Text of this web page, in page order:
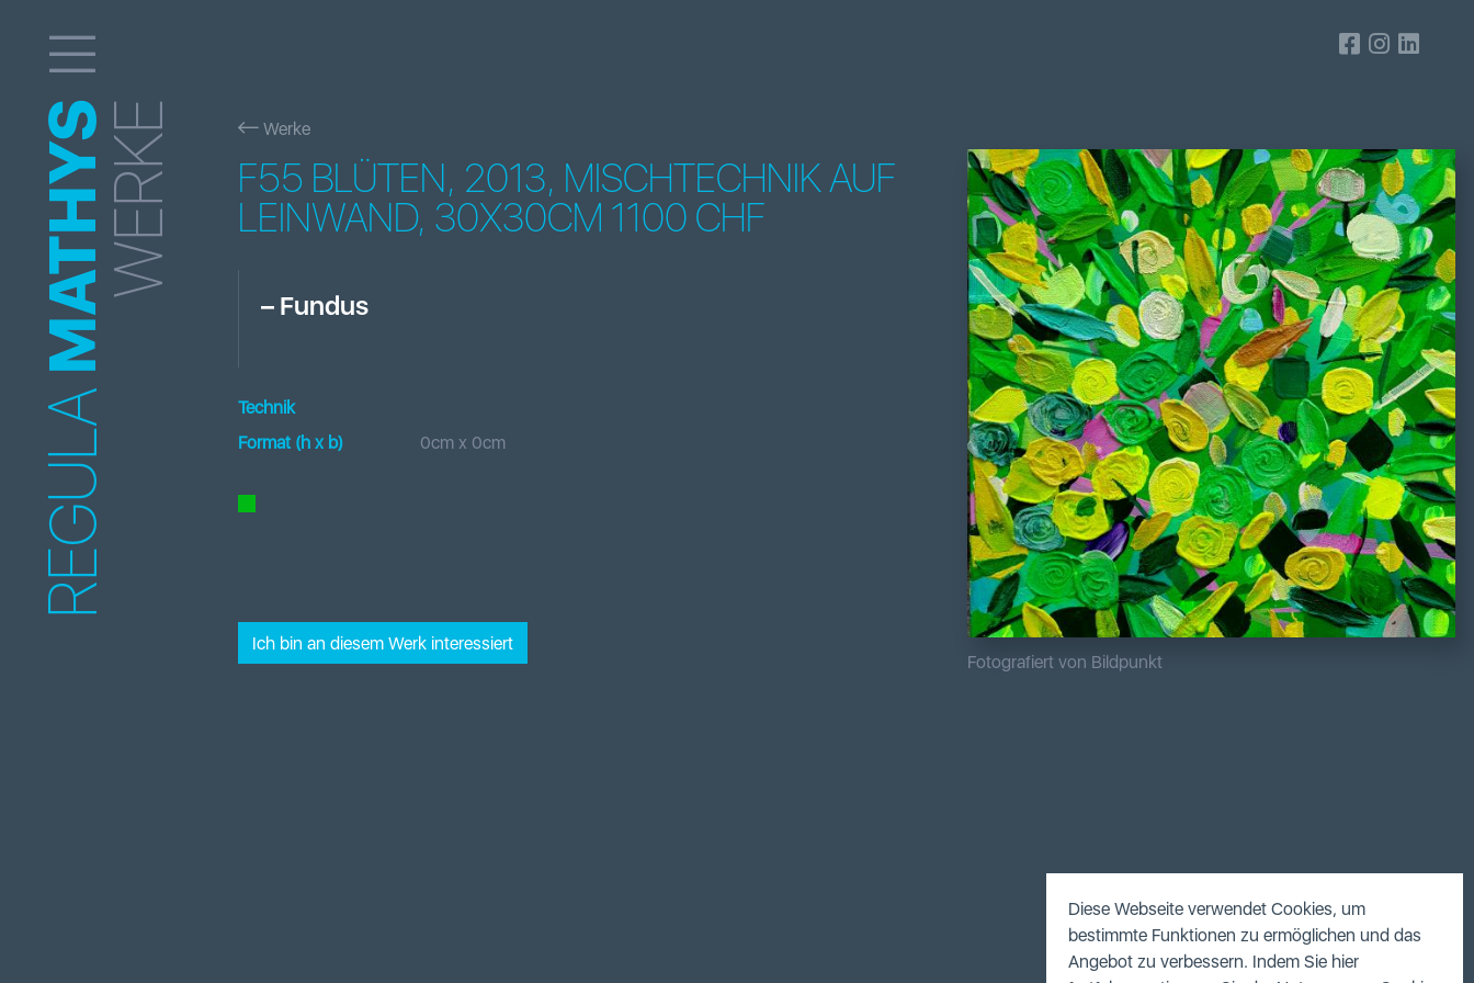
REGULA
MATHYSWERKE Werke
F55 BLÜTEN, 2013, MISCHTECHNIK AUF
LEINWAND, 30X30CM 1100 CHF
– Fundus
Technik
Format (h x b) 0cm x 0cm
Ich bin an diesem Werk interessiert
Fotografiert von Bildpunkt
Diese Webseite verwendet Cookies, um
bestimmte Funktionen zu ermöglichen und das
Angebot zu verbessern. Indem Sie hier